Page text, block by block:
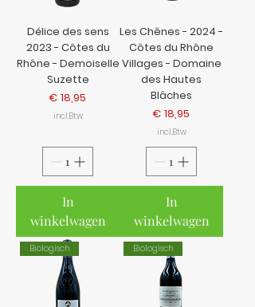
Délice des sens
2023 - Côtes du
Rhône - Demoiselle
Suzette
Prijs
€ 18,95
incl.Btw
In
winkelwagen
Les Chênes - 2024 -
Côtes du Rhône
Villages - Domaine
des Hautes
Blâches
Prijs
€ 18,95
incl.Btw
In
winkelwagen
Biologisch Biologisch